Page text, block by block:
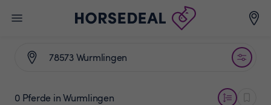
0 Pferde in Wurmlingen